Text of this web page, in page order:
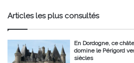
Articles les plus consultés
En Dordogne, ce
domine le Périgord
siècles